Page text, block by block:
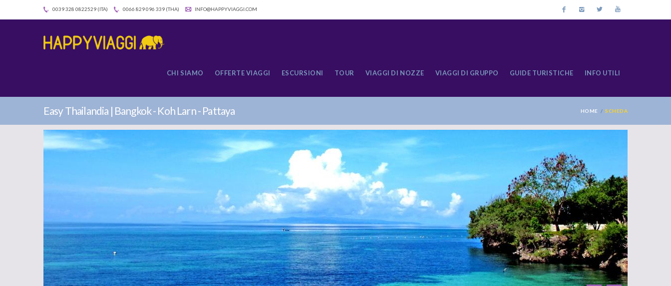
0039 328 0822529 (ITA) 0066 829 096 339 (THA) INFO@HAPPYVIAGGI.COM
CHI SIAMO OFFERTE VIAGGI ESCURSIONI TOUR VIAGGI DI NOZZE VIAGGI DI GRUPPO GUIDE TURISTICHE INFO UTILI
Easy Thailandia | Bangkok - Koh Larn - Pattaya HOME SCHEDA